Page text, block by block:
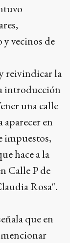
vecinos de
reivindicar la
introducción
una calle
aparecer en
impuestos,
hace a la
Calle P de
Rosa".
que en